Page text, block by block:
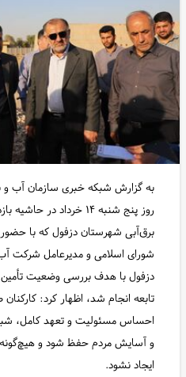
به گزارش شبکه خبری سازمان آب و
روز پنج شنبه ۱۴ خرداد در
برق‌آبی شهرستان دزفول که با حضور
شورای اسلامی و مدیرعامل شرکت آب
دزفول با هدف بررسی وضعیت تأمین
تابعه انجام شد، اظهار کرد:
احساس مسئولیت و تعهد کامل،
و آسایش مردم حفظ شود و هیچ‌گونه
ایجاد نشود.